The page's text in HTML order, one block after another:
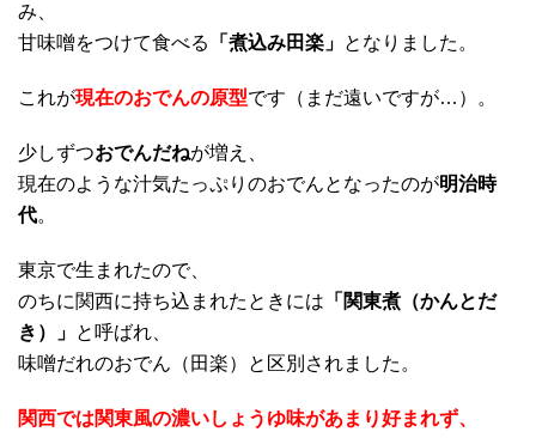
み、
甘味噌をつけて食べる
「煮込み田楽」 となりました。
これが現在のおでんの原型です（まだ遠いですが…）。
少しずつおでんだねが増え、
現在のような汁気たっぷりのおでんとなったのが明治時
代。
東京で生まれたので、
のちに関西に持ち込まれたときには 「関東煮（かんとだ
き）」 と呼ばれ、
味噌だれのおでん（田楽）と区別されました。
関西では関東風の濃いしょうゆ味があまり好まれず、